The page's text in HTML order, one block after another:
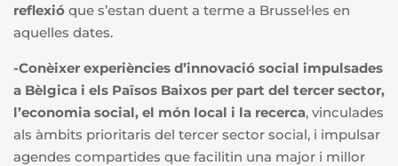
reflexió que s’estan duent a terme a Brussel·les en
aquelles dates.
-Conèixer experiències d’innovació social impulsades
a Bèlgica i els Països Baixos per part del tercer sector,
l’economia social, el món local i la recerca, vinculades
als àmbits prioritaris del tercer sector social, i impulsar
agendes compartides que facilitin una major i millor